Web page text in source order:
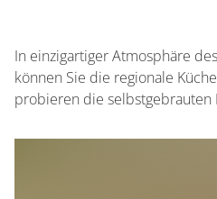
In einzigartiger Atmosphäre
können Sie die regionale
probieren die selbstgebrauten